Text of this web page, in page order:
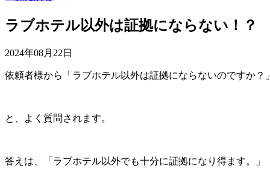
ラブホテル以外は証拠にならない！？
2024年08月22日
依頼者様から「ラブホテル以外は証拠にならないのですか？」
と、よく質問されます。
答えは、「ラブホテル以外でも十分に証拠になり得ます。」